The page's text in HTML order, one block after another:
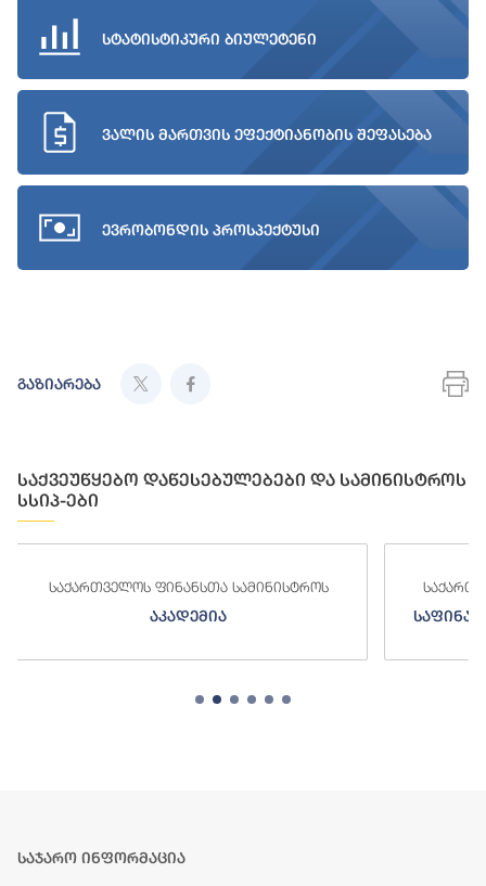
სტატისტიკური ბიულეტენი
ვალის მართვის ეფექტიანობის შეფასება
ევრობონდის პროსპექტუსი
გაზიარება
საქვეუწყებო დაწესებულებები და სამინისტროს
სსიპ-ები
საქართველოს ფინანსთა სამინისტროს
საფინანსო-ანალიტიკური სამსახური
საჯარო ინფორმაცია